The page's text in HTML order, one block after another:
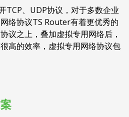
TCP、UDP协议，对于多数企业
络协议TS Router有着更优秀的
议之上，叠加虚拟专用网络后，
高的效率，虚拟专用网络协议包